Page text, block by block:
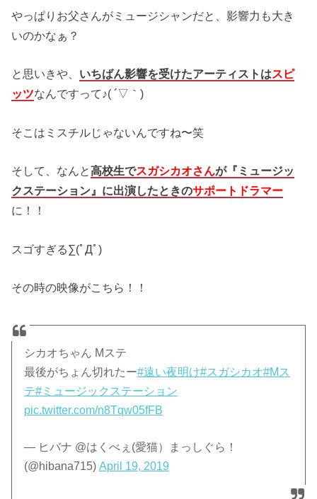
やっぱりお父さんがミュージシャンだと、影響力も大き
いのかなぁ？
と思いきや、 いちばん影響を受けたアーティストはスピ
ッツなんですって♪( ´▽｀)
そこはミスチルじゃないんですね〜笑
そして、なんと高校生でスガシカオさんが『ミュージッ
クステーション』に出演したときのサポートドラマー
に！！
スゴすぎる∑(ﾟДﾟ)
その時の映像がこちら！！
シカオちゃん Mステ
最後がちょん切れたー#遠い夜明け#スガシカオ#Mス
テ#ミュージックステーション
pic.twitter.com/n8Tqw05fFB
— ヒバナ @はくべぇ(愛猫）まっしぐら！
(@hibana715)April 19, 2019